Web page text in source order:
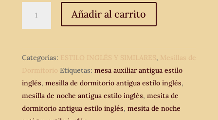
antigua
estilo
inglés
s.XIX.
Mesa
auxiliar,
Añadir al carrito
Categorías: ESTILO INGLÉS Y SIMILARES, Mesillas de
Dormitorio Etiquetas: mesa auxiliar antigua estilo
inglés, mesilla de dormitorio antigua estilo inglés,
mesilla de noche antigua estilo inglés, mesita de
dormitorio antigua estilo inglés, mesita de noche